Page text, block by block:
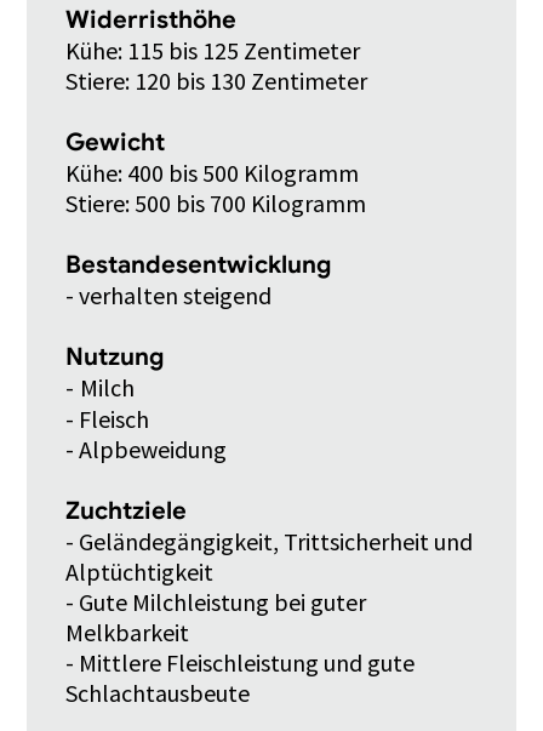
Widerristhöhe
Kühe: 115 bis 125 Zentimeter
Stiere: 120 bis 130 Zentimeter
Gewicht
Kühe: 400 bis 500 Kilogramm
Stiere: 500 bis 700 Kilogramm
Bestandesentwicklung
- verhalten steigend
Nutzung
- Milch
- Fleisch
- Alpbeweidung
Zuchtziele
- Geländegängigkeit, Trittsicherheit und
Alptüchtigkeit
- Gute Milchleistung bei guter
Melkbarkeit
- Mittlere Fleischleistung und gute
Schlachtausbeute